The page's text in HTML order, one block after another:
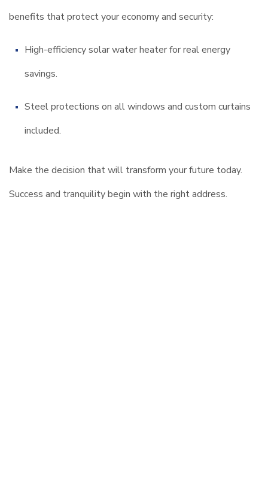
benefits that protect your economy and security:
High-efficiency solar water heater for real energy
savings.
Steel protections on all windows and custom curtains
included.
Make the decision that will transform your future today.
Success and tranquility begin with the right address.